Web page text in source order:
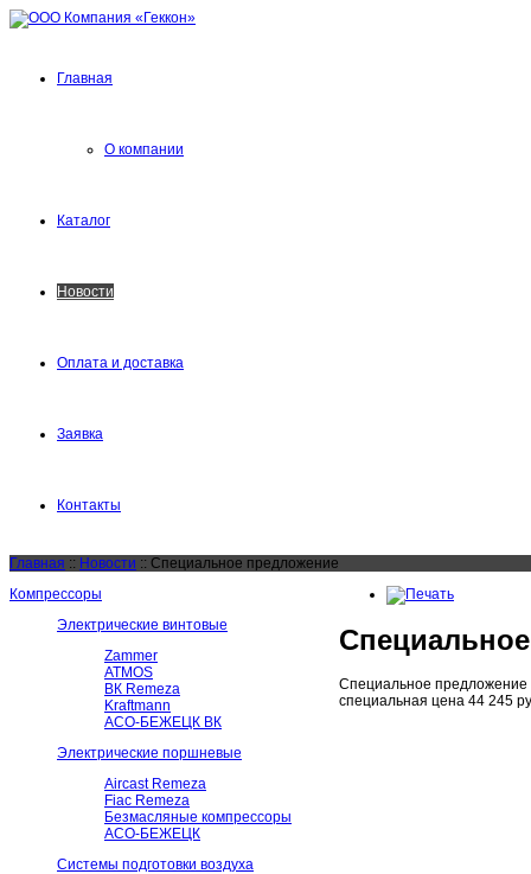
Главная
О компании
Каталог
Новости
Оплата и доставка
Заявка
Контакты
Главная :: Новости :: Специальное предложение
Компрессоры
Электрические винтовые
Zammer
ATMOS
ВК Remeza
Kraftmann
АСО-БЕЖЕЦК ВК
Электрические поршневые
Aircast Remeza
Fiac Remeza
Безмасляные компрессоры
АСО-БЕЖЕЦК
Системы подготовки воздуха
Специальное
специальная цена 44 245